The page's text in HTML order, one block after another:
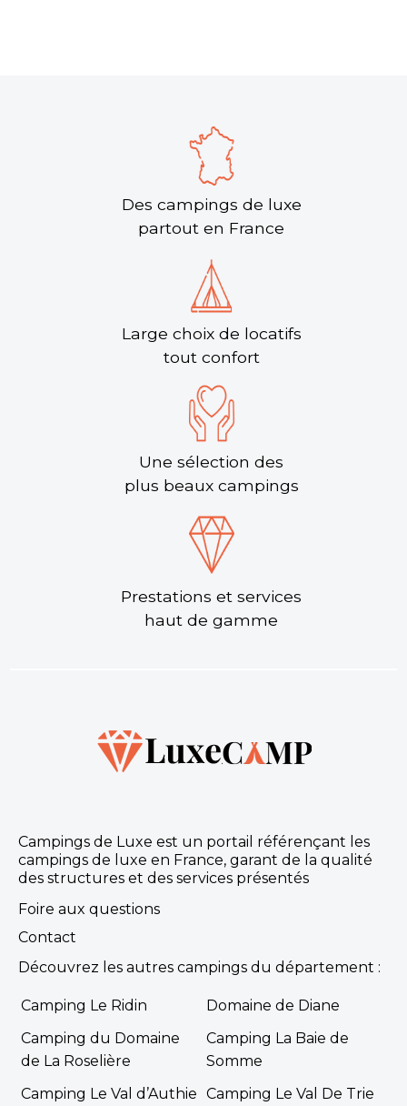
Des campings de luxe
partout en France
Large choix de locatifs
tout confort
Une sélection des
plus beaux campings
Prestations et services
haut de gamme
Campings de Luxe est un portail référençant les
campings de luxe en France, garant de la qualité
des structures et des services présentés
Foire aux questions
Contact
Découvrez les autres campings du département :
Camping Le Ridin
Domaine de Diane
Camping du Domaine
de La Roselière
Camping La Baie de
Somme
Camping Le Val d’Authie Camping Le Val De Trie